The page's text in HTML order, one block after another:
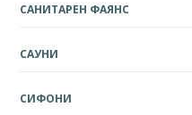
САНИТАРЕН ФАЯНС
САУНИ
СИФОНИ